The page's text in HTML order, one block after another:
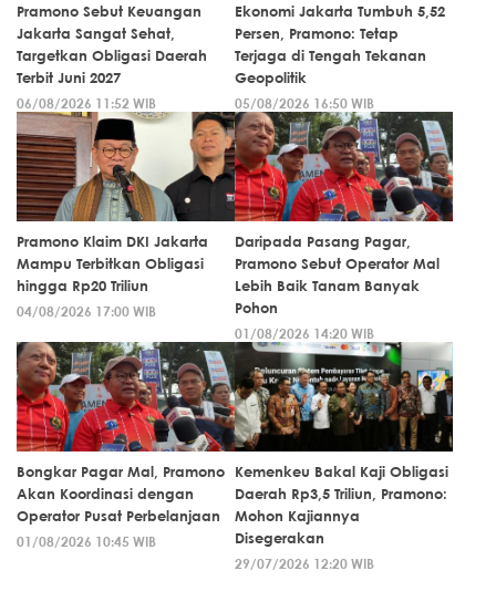
Pramono Sebut Keuangan
Jakarta Sangat Sehat,
Targetkan Obligasi Daerah
Terbit Juni 2027
06/08/2026 11:52 WIB
Ekonomi Jakarta Tumbuh 5,52
Persen, Pramono: Tetap
Terjaga di Tengah Tekanan
Geopolitik
05/08/2026 16:50 WIB
Pramono Klaim DKI Jakarta
Mampu Terbitkan Obligasi
hingga Rp20 Triliun
04/08/2026 17:00 WIB
Daripada Pasang Pagar,
Pramono Sebut Operator Mal
Lebih Baik Tanam Banyak
Pohon
01/08/2026 14:20 WIB
Bongkar Pagar Mal, Pramono
Akan Koordinasi dengan
Operator Pusat Perbelanjaan
01/08/2026 10:45 WIB
Kemenkeu Bakal Kaji Obligasi
Daerah Rp3,5 Triliun, Pramono:
Mohon Kajiannya
Disegerakan
29/07/2026 12:20 WIB